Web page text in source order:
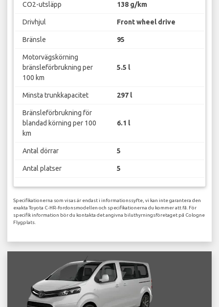
CO2-utsläpp 138 g/km
Drivhjul Front wheel drive
Bränsle 95
Motorvägskörning
bränsleförbrukning per
100 km
5.5 l
Minsta trunkkapacitet 297 l
Bränsleförbrukning för
blandad körning per 100
km
6.1 l
Antal dörrar 5
Antal platser 5
Specifikationerna som visas är endast i informationssyfte, vi kan inte garantera den
exakta Toyota C-HR-fordonsmodellen och specifikationerna du kommer att få. För
specifik information bör du kontakta det angivna biluthyrningsföretaget på Cologne
Flygplats.